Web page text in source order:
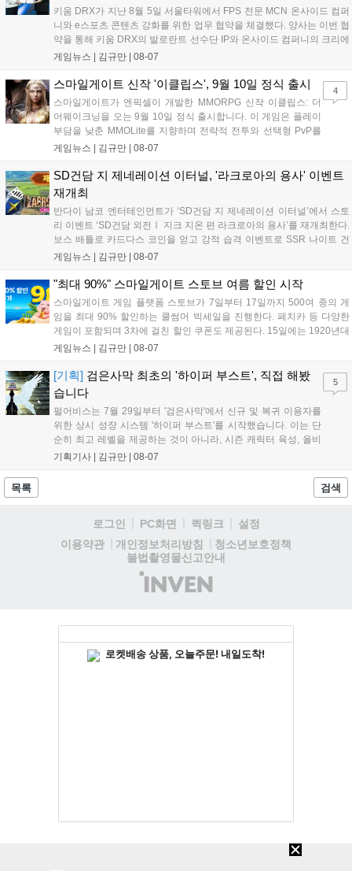
키움 DRX가 지난 8월 5일 서울타워에서 FPS 전문 MCN 온사이드 컴퍼
니와 e스포츠 콘텐츠 강화를 위한 업무 협약을 체결했다. 양사는 이번 협
약을 통해 키움 DRX의 발로란트 선수단 IP와 온사이드 컴퍼니의 크리에
이터 네트워크를 결합하여 정규 및 특별 콘텐츠를 공동 기획한다. 또한
오프라인 연계 프로그램을 순차적으로 선보이며 e스포츠 생태계 확장에
나설 계획이다....
게임뉴스 | 김규만 08-07
스마일게이트 신작 '이클립스', 9월 10일 정식 출시
스마일게이트가 엔픽셀이 개발한 MMORPG 신작 이클립스: 더
어웨이크닝을 오는 9월 10일 정식 출시합니다. 이 게임은 플레이
부담을 낮춘 MMOLite를 지향하며 전략적 전투와 선택형 PvP를
특징으로 합니다. 현재 공식 홈페이지와 앱 마켓에서 사전등록을
니다. 또한 카카오톡 채널 추가 시 주차별 스페셜 쿠폰과 한정 스
킨, 경품 이벤트 등 풍성한 혜택을 마련해 이용자들의 기대를 모
으고 있습니다....
게임뉴스 | 김규만 08-07
4
SD건담 지 제네레이션 이터널, '라크로아의 용사' 이벤트
재개최
반다이 남코 엔터테인먼트가 ‘SD건담 지 제네레이션 이터널’에서 스토
리 이벤트 ‘SD건담 외전Ⅰ 지크 지온 편 라크로아의 용사’를 재개최한다.
보스 배틀로 카드다스 코인을 얻고 강적 습격 이벤트로 SSR 나이트 건
담을 획득할 수 있다. 로그인 보너스로 최대 다이아 3,000개를 지급하며,
원 증정한다. 또한 9월 30일까지 공식 유튜브에서 특별 프로그램을 시청
할 수 있다....
게임뉴스 | 김규만 08-07
"최대 90%" 스마일게이트 스토브 여름 할인 시작
스마일게이트 게임 플랫폼 스토브가 7일부터 17일까지 500여 종의 게
임을 최대 90% 할인하는 쿨썸머 빅세일을 진행한다. 페치카 등 다양한
게임이 포함되며 3차에 걸친 할인 쿠폰도 제공된다. 15일에는 1920년대
경성 배경의 신작 그날의 신문이 출시되며, 15일부터 17일까지는 국내
은 공식 페이지에서 확인 가능하다....
게임뉴스 | 김규만 08-07
[기획] 검은사막 최초의 '하이퍼 부스트', 직접 해봤
습니다
펄어비스는 7월 29일부터 '검은사막'에서 신규 및 복귀 이용자를
위한 상시 성장 시스템 '하이퍼 부스트'를 시작했습니다. 이는 단
순히 최고 레벨을 제공하는 것이 아니라, 시즌 캐릭터 육성, 올비
아 아카데미 수료, 아침의 나라 설화 진행 등 4단계 과정을 통해
용자는 과제를 완수하며 동(V) 투발라 장비와 검은별 무기, 카라
기획기사 | 김규만 08-07
5
목록 검색
로그인 PC화면 퀵링크
설정
이용약관
개인정보처리방침
청소년보호정책
불법촬영물신고안내
(주)
인